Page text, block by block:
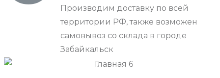
Производим доставку по всей
территории РФ, также возможен
самовывоз со склада в городе
Забайкальск